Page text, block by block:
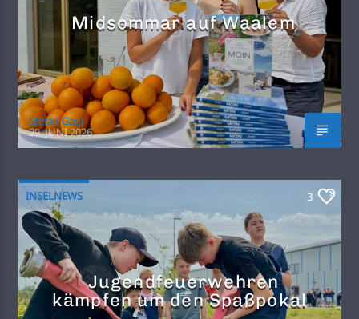
Midsommar auf Waalem
Stefan Gaul
29. JUNI 2026
INSELNEWS 3
Jugendfeuerwehren
kämpfen um den Spaßpokal